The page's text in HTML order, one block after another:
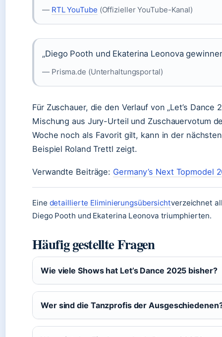
— RTL YouTube (Offizieller YouTube-Kanal)
„Diego Pooth und Ekaterina Leonova gewinnen
— Prisma.de (Unterhaltungsportal)
Für Zuschauer, die den Verlauf von „Let’s
Mischung aus Jury-Urteil und Zuschauervotum
Woche noch als Favorit gilt, kann in der
Beispiel Roland Trettl zeigt.
Verwandte Beiträge: Germany’s Next Topmodel
Eine detaillierte Eliminierungsübersichtverzeichnet
Diego Pooth und Ekaterina Leonova triumphierten.
Häufig gestellte Fragen
Wie viele Shows hat Let’s Dance 2025 bisher?
Wer sind die Tanzprofis der